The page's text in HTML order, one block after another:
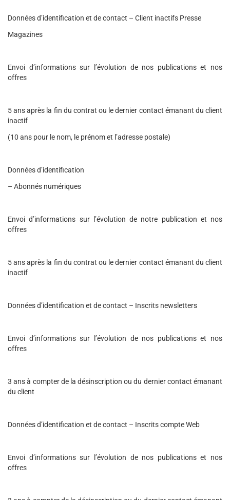
Données d’identification et de contact – Client inactifs Presse
Magazines
Envoi d’informations sur l’évolution de nos publications et nos
offres
5 ans après la fin du contrat ou le dernier contact émanant du client
inactif
(10 ans pour le nom, le prénom et l’adresse postale)
Données d’identification
– Abonnés numériques
Envoi d’informations sur l’évolution de notre publication et nos
offres
5 ans après la fin du contrat ou le dernier contact émanant du client
inactif
Données d’identification et de contact – Inscrits newsletters
Envoi d’informations sur l’évolution de nos publications et nos
offres
3 ans à compter de la désinscription ou du dernier contact émanant
du client
Données d’identification et de contact – Inscrits compte Web
Envoi d’informations sur l’évolution de nos publications et nos
offres